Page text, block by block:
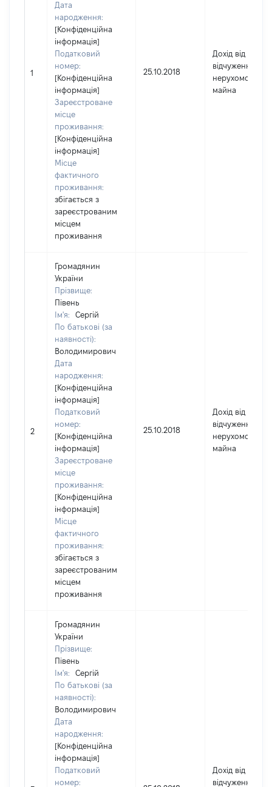
1
Дата
народження:
[Конфіденційна
інформація]
Податковий
номер:
[Конфіденційна
інформація]
Зареєстроване
місце
проживання:
[Конфіденційна
інформація]
Місце
фактичного
проживання:
збігається з
зареєстрованим
місцем
проживання
25.10.2018
Дохід від
відчуження
нерухомого
майна
2
Громадянин
України
Прізвище:
Півень
Ім'я:
Сергій
По батькові (за
наявності):
Володимирович
Дата
народження:
[Конфіденційна
інформація]
Податковий
номер:
[Конфіденційна
інформація]
Зареєстроване
місце
проживання:
[Конфіденційна
інформація]
Місце
фактичного
проживання:
збігається з
зареєстрованим
місцем
проживання
25.10.2018
Дохід від
відчуження
нерухомого
майна
Громадянин
України
Прізвище:
Півень
Ім'я:
Сергій
По батькові (за
наявності):
Володимирович
Дата
народження:
[Конфіденційна
інформація]
Податковий
номер:
Дохід від
відчуження